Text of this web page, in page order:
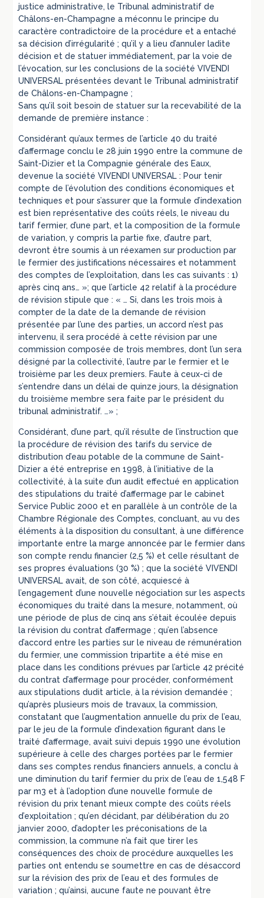
justice administrative, le Tribunal administratif de
Châlons-en-Champagne a méconnu le principe du
caractère contradictoire de la procédure et a entaché
sa décision d’irrégularité ; qu’il y a lieu d’annuler ladite
décision et de statuer immédiatement, par la voie de
l’évocation, sur les conclusions de la société VIVENDI
UNIVERSAL présentées devant le Tribunal administratif
de Châlons-en-Champagne ;
Sans qu’il soit besoin de statuer sur la recevabilité de la
demande de première instance :
Considérant qu’aux termes de l’article 40 du traité
d’affermage conclu le 28 juin 1990 entre la commune de
Saint-Dizier et la Compagnie générale des Eaux,
devenue la société VIVENDI UNIVERSAL : Pour tenir
compte de l’évolution des conditions économiques et
techniques et pour s’assurer que la formule d’indexation
est bien représentative des coûts réels, le niveau du
tarif fermier, d’une part, et la composition de la formule
de variation, y compris la partie fixe, d’autre part,
devront être soumis à un réexamen sur production par
le fermier des justifications nécessaires et notamment
des comptes de l’exploitation, dans les cas suivants : 1)
après cinq ans… »; que l’article 42 relatif à la procédure
de révision stipule que : « … Si, dans les trois mois à
compter de la date de la demande de révision
présentée par l’une des parties, un accord n’est pas
intervenu, il sera procédé à cette révision par une
commission composée de trois membres, dont l’un sera
désigné par la collectivité, l’autre par le fermier et le
troisième par les deux premiers. Faute à ceux-ci de
s’entendre dans un délai de quinze jours, la désignation
du troisième membre sera faite par le président du
tribunal administratif. …» ;
Considérant, d’une part, qu’il résulte de l’instruction que
la procédure de révision des tarifs du service de
distribution d’eau potable de la commune de Saint-
Dizier a été entreprise en 1998, à l’initiative de la
collectivité, à la suite d’un audit effectué en application
des stipulations du traité d’affermage par le cabinet
Service Public 2000 et en parallèle à un contrôle de la
Chambre Régionale des Comptes, concluant, au vu des
éléments à la disposition du consultant, à une différence
importante entre la marge annoncée par le fermier dans
son compte rendu financier (2,5 %) et celle résultant de
ses propres évaluations (30 %) ; que la société VIVENDI
UNIVERSAL avait, de son côté, acquiescé à
l’engagement d’une nouvelle négociation sur les aspects
économiques du traité dans la mesure, notamment, où
une période de plus de cinq ans s’était écoulée depuis
la révision du contrat d’affermage ; qu’en l’absence
d’accord entre les parties sur le niveau de rémunération
du fermier, une commission tripartite a été mise en
place dans les conditions prévues par l’article 42 précité
du contrat d’affermage pour procéder, conformément
aux stipulations dudit article, à la révision demandée ;
qu’après plusieurs mois de travaux, la commission,
constatant que l’augmentation annuelle du prix de l’eau,
par le jeu de la formule d’indexation figurant dans le
traité d’affermage, avait suivi depuis 1990 une évolution
supérieure à celle des charges portées par le fermier
dans ses comptes rendus financiers annuels, a conclu à
une diminution du tarif fermier du prix de l’eau de 1,548 F
par m3 et à l’adoption d’une nouvelle formule de
révision du prix tenant mieux compte des coûts réels
d’exploitation ; qu’en décidant, par délibération du 20
janvier 2000, d’adopter les préconisations de la
commission, la commune n’a fait que tirer les
conséquences des choix de procédure auxquelles les
parties ont entendu se soumettre en cas de désaccord
sur la révision des prix de l’eau et des formules de
variation ; qu’ainsi, aucune faute ne pouvant être